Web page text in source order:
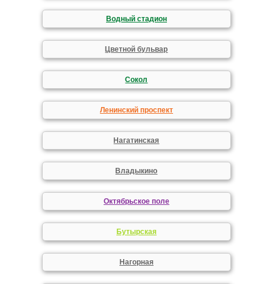
Водный стадион
Цветной бульвар
Сокол
Ленинский проспект
Нагатинская
Владыкино
Октябрьское поле
Бутырская
Нагорная